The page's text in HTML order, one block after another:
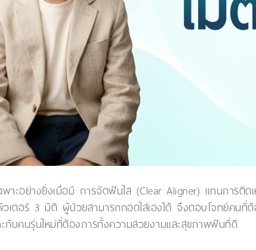
พาะอย่างยิ่งเมื่อมี การจัดฟันใส (Clear Aligner) แทนการ
เตอร์ 3 มิติ ผู้ป่วยสามารถถอดใส่เองได้ จึงตอบโจทย์คนที่
กับคนรุ่นใหม่ที่ต้องการทั้งความสวยงามและสุขภาพฟันที่ดี